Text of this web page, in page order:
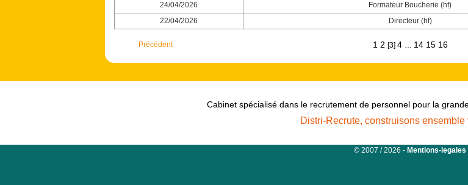
24/04/2026
Formateur Boucherie (hf)
22/04/2026
Directeur (hf)
Précédent 1 2 [3] 4 … 14 15 16
Cabinet spécialisé dans le recrutement de personnel pour la
Distri-Recrute, construisons ensemble
© 2007 / 2026 - Mentions-legales